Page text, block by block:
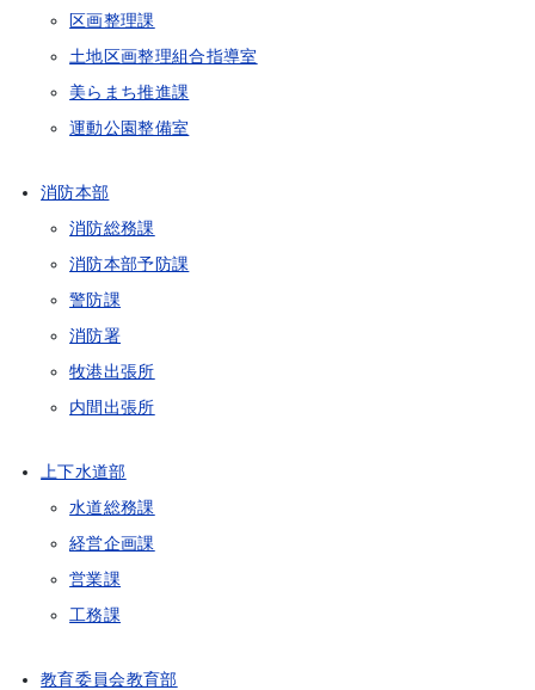
区画整理課
土地区画整理組合指導室
美らまち推進課
運動公園整備室
消防本部
消防総務課
消防本部予防課
警防課
消防署
牧港出張所
内間出張所
上下水道部
水道総務課
経営企画課
営業課
工務課
教育委員会教育部